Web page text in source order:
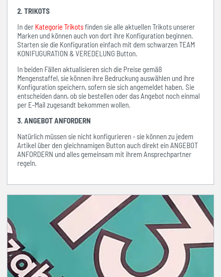
2. TRIKOTS
In der Kategorie Trikotsfinden sie alle aktuellen Trikots unserer
Marken und können auch von dort ihre Konfiguration beginnen.
Starten sie die Konfiguration einfach mit dem schwarzen TEAM
KONIFUGURATION & VEREDELUNG Button.
In beiden Fällen aktualisieren sich die Preise gemäß
Mengenstaffel, sie können ihre Bedruckung auswählen und ihre
Konfiguration speichern, sofern sie sich angemeldet haben. Sie
entscheiden dann, ob sie bestellen oder das Angebot noch einmal
per E-Mail zugesandt bekommen wollen.
3. ANGEBOT ANFORDERN
Natürlich müssen sie nicht konfigurieren - sie können zu jedem
Artikel über den gleichnamigen Button auch direkt ein ANGEBOT
ANFORDERN und alles gemeinsam mit ihrem Ansprechpartner
regeln.